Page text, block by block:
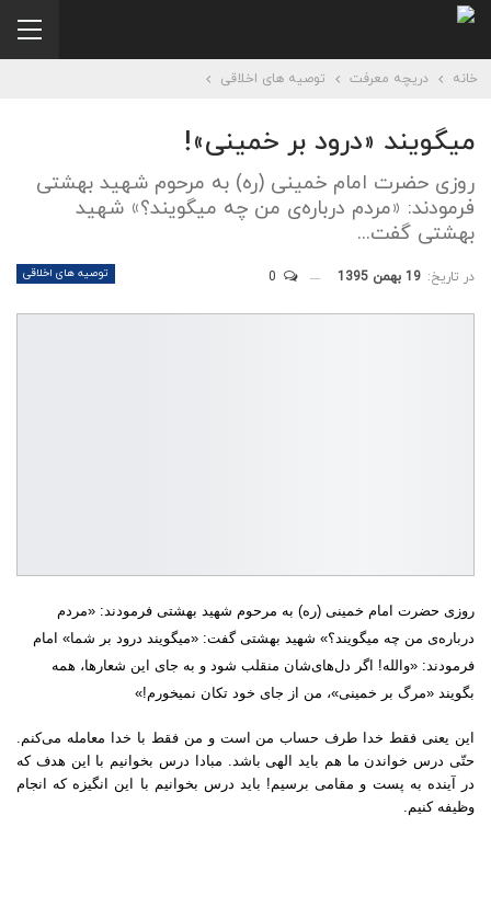
خانه دریچه معرفت توصیه های اخلاقی
میگویند «درود بر خمینی»!
روزی حضرت امام خمینی (ره) به مرحوم شهيد بهشتی
فرمودند: «مردم درباره‌ی من چه ميگويند؟» شهيد
بهشتی گفت...
توصیه های اخلاقی در تاریخ: 19 بهمن 1395
روزی حضرت امام خمینی (ره) به مرحوم شهید بهشتی فرمودند: «مردم
درباره‌ی من چه میگویند؟» شهید بهشتی گفت: «میگویند درود بر شما» امام
فرمودند: «والله! اگر دل‌های‌شان منقلب شود و به جای این شعارها، همه
بگویند «مرگ بر خمینی»، من از جای خود تکان نمیخورم!»
این یعنی فقط خدا طرف حساب من است و من فقط با خدا معامله می‌کنم.
حتّی درس خواندن ما هم باید الهی باشد. مبادا درس بخوانیم با این هدف که
در آینده به پست و مقامی برسیم! باید درس بخوانیم با این انگیزه که انجام
وظیفه کنیم.